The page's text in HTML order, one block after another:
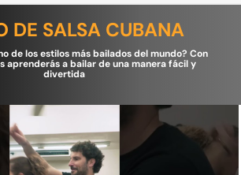
DE SALSA CUBANA
de los estilos más bailados del mundo? Con
aprenderás a bailar de una manera fácil y
divertida